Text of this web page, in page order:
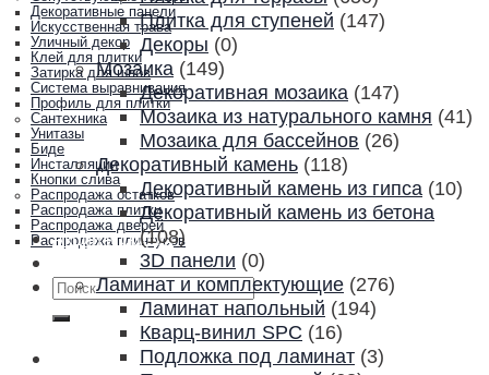
Декоративные панели
Искусственная трава
Уличный декор
Клей для плитки
Затирка для швов
Система выравнивания
Профиль для плитки
Сантехника
Унитазы
Биде
Инсталляции
Кнопки слива
Распродажа остатков
Распродажа плитки
Распродажа дверей
Распродажа плинтусов
Акции и скидки
Контакты
Искать:
Плитка для ступеней (147)
Декоры (0)
Мозаика (149)
Декоративная мозаика (147)
Мозаика из натурального камня (41)
Мозаика для бассейнов (26)
Декоративный камень (118)
Декоративный камень из гипса (10)
Декоративный камень из бетона
(108)
3D панели (0)
Ламинат и комплектующие (276)
Ламинат напольный (194)
Кварц-винил SPC (16)
Подложка под ламинат (3)